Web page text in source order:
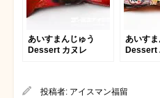
あいすまんじゅう
Dessert カヌレ
あいす
Dessert
投稿者: アイスマン福留